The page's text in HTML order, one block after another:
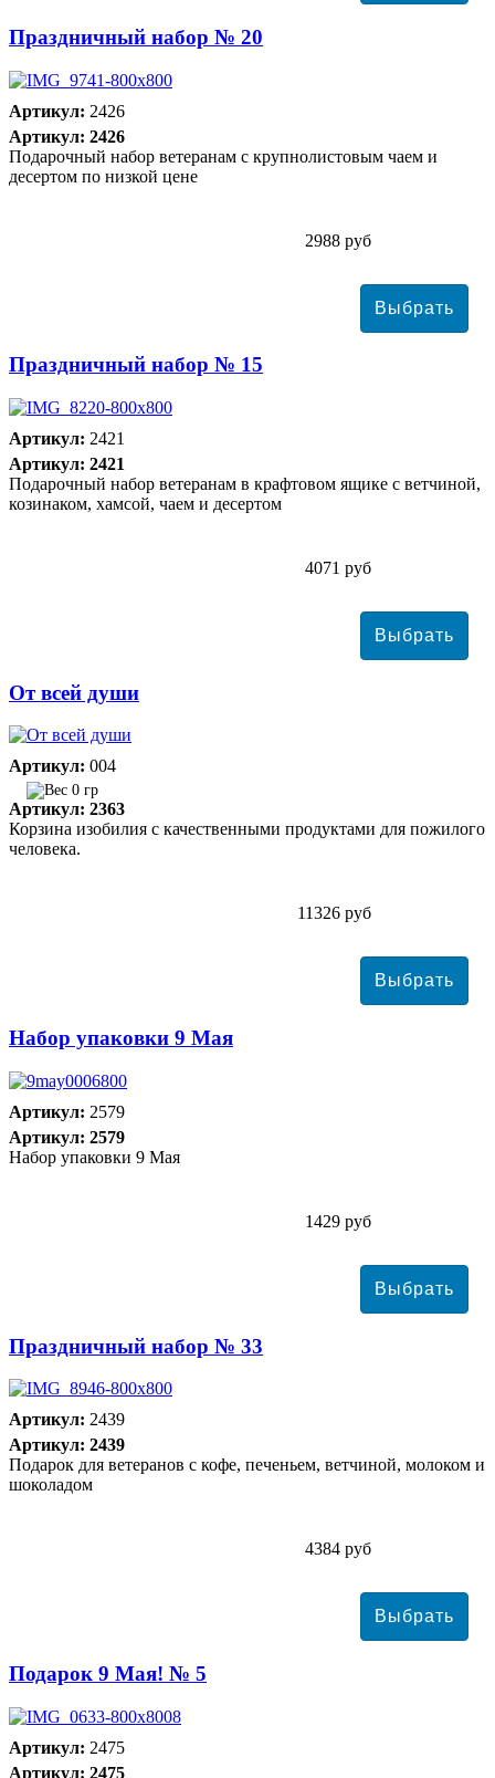
Праздничный набор № 20
Артикул: 2426
Артикул: 2426
Подарочный набор ветеранам с крупнолистовым чаем и
десертом по низкой цене
2988 руб
Праздничный набор № 15
Артикул: 2421
Артикул: 2421
Подарочный набор ветеранам в крафтовом ящике с ветчиной,
козинаком, хамсой, чаем и десертом
4071 руб
От всей души
Артикул: 004
0 гр
Артикул: 2363
Корзина изобилия с качественными продуктами для пожилого
человека.
11326 руб
Набор упаковки 9 Мая
Артикул: 2579
Артикул: 2579
Набор упаковки 9 Мая
1429 руб
Праздничный набор № 33
Артикул: 2439
Артикул: 2439
Подарок для ветеранов с кофе, печеньем, ветчиной, молоком и
шоколадом
4384 руб
Подарок 9 Мая! № 5
Артикул: 2475
Артикул: 2475